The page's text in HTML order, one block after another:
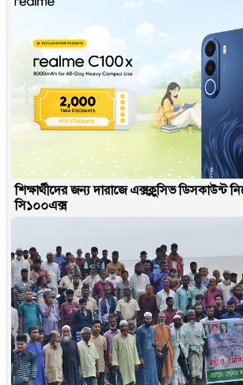
শিক্ষার্থীদের জন্য দারাজে এক্সক্লুসিভ ডিসকাউন্ট
সি১০০এক্স